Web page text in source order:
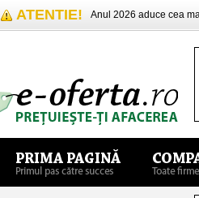
ATENTIE! Anul 2026 aduce cea